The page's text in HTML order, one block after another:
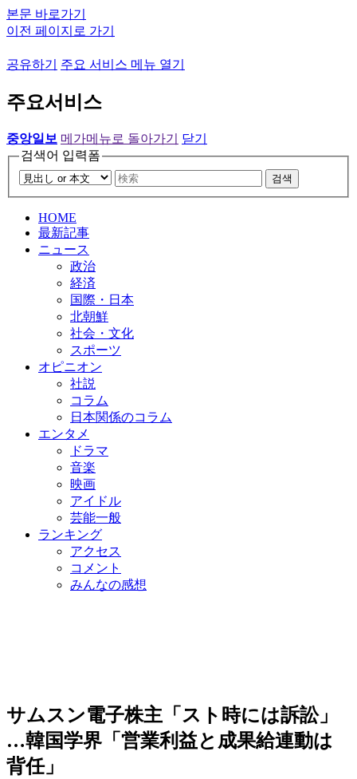
본문 바로가기
이전 페이지로 가기
공유하기 주요 서비스 메뉴 열기
주요서비스
중앙일보 메가메뉴로 돌아가기
닫기
검색어 입력폼
검색
HOME
最新記事
ニュース
政治
経済
国際・日本
北朝鮮
社会・文化
スポーツ
オピニオン
社説
コラム
日本関係のコラム
エンタメ
ドラマ
音楽
映画
アイドル
芸能一般
ランキング
アクセス
コメント
みんなの感想
サムスン電子株主「スト時には訴訟」
…韓国学界「営業利益と成果給連動は
背任」